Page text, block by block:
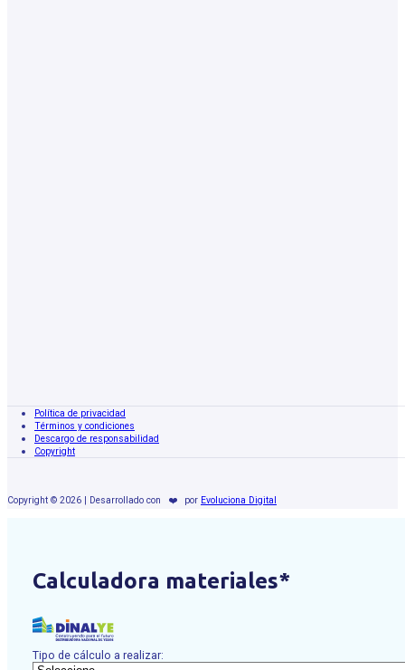
Política de privacidad
Términos y condiciones
Descargo de responsabilidad
Copyright
Copyright © 2026 | Desarrollado con ❤️ por Evoluciona Digital
Calculadora materiales*
Tipo de cálculo a realizar: